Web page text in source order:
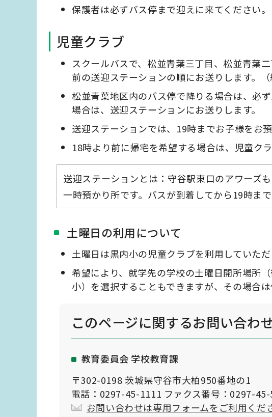
保護者は必ずバス停まで迎えに来てください。
児童クラブ
スクールバスで、松並青葉三丁目、松並青葉
前の送迎ステーションの順にお送りします。（
松並青葉地区内のバス停で降りる場合は、必
場合は、送迎ステーションにお送りします。
送迎ステーションでは、19時までお子様をお
18時より前に帰宅を希望する場合は、児童ク
送迎ステーションとは：守谷駅東口のアワーズ
一時預かり所です。バスが到着してから19時ま
土曜日の利用について
土曜日は黒内小の児童クラブを利用していただ
希望により、就学先の学校の土曜日開所場所
小）を選択することもできますが、その場合
このページに関するお問い合わ
教育委員会 学校教育課
〒302-0198 茨城県守谷市大柏950番地の1
電話：0297-45-1111 ファクス番号：0297-
お問い合わせは専用フォームをご利用くだ